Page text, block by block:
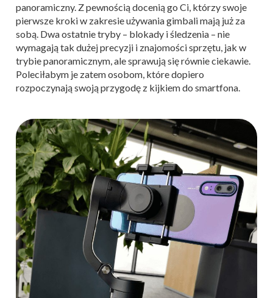
panoramiczny. Z pewnością docenią go Ci, którzy swoje
pierwsze kroki w zakresie używania gimbali mają już za
sobą. Dwa ostatnie tryby – blokady i śledzenia – nie
wymagają tak dużej precyzji i znajomości sprzętu, jak w
trybie panoramicznym, ale sprawują się równie ciekawie.
Poleciłabym je zatem osobom, które dopiero
rozpoczynają swoją przygodę z kijkiem do smartfona.